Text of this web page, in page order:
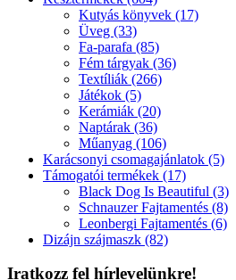
Kutyás könyvek (17)
Üveg (33)
Fa-parafa (85)
Fém tárgyak (36)
Textíliák (266)
Játékok (5)
Kerámiák (20)
Naptárak (36)
Műanyag (106)
Karácsonyi csomagajánlatok (5)
Támogatói termékek (17)
Black Dog Is Beautiful (3)
Schnauzer Fajtamentés (8)
Leonbergi Fajtamentés (6)
Dizájn szájmaszk (82)
Iratkozz fel hírlevelünkre!